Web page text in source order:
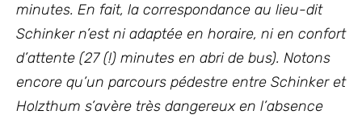
minutes. En fait, la correspondance au lieu-dit
Schinker n’est ni adaptée en horaire, ni en confort
d’attente (27 (!) minutes en abri de bus). Notons
encore qu’un parcours pédestre entre Schinker et
Holzthum s’avère très dangereux en l’absence